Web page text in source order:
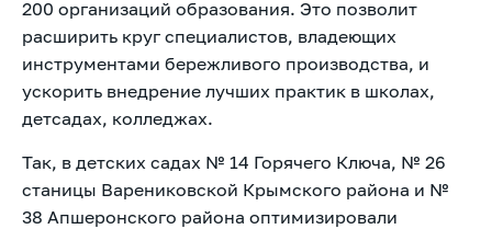
200 организаций образования. Это позволит
расширить круг специалистов, владеющих
инструментами бережливого производства, и
ускорить внедрение лучших практик в школах,
детсадах, колледжах.
Так, в детских садах № 14 Горячего Ключа, № 26
станицы Варениковской Крымского района и №
38 Апшеронского района оптимизировали